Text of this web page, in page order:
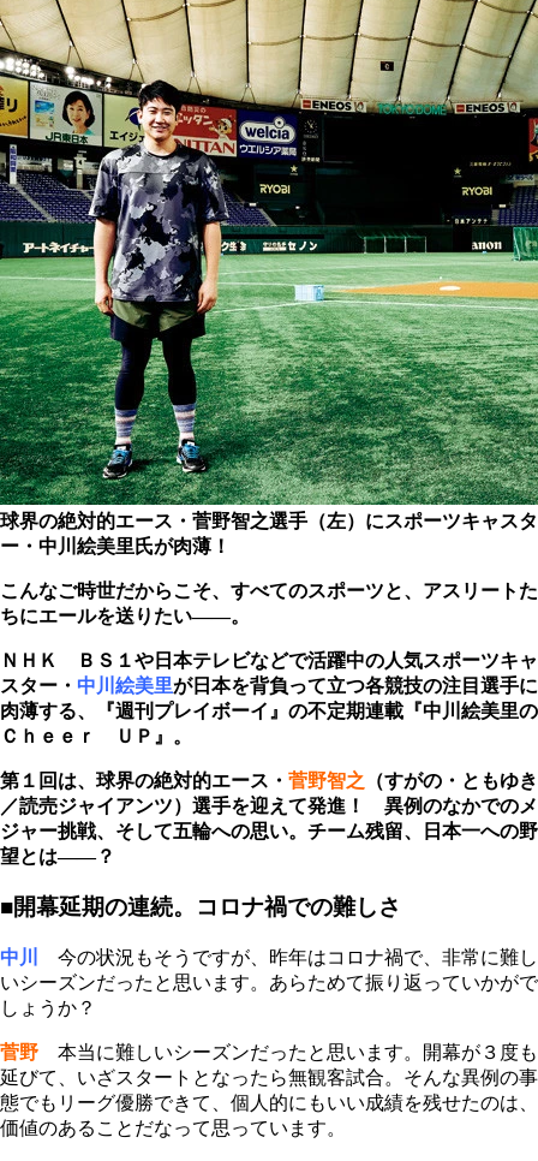
球界の絶対的エース・菅野智之選手（左）にスポーツキャスタ
ー・中川絵美里氏が肉薄！
こんなご時世だからこそ、すべてのスポーツと、アスリートた
ちにエールを送りたい――。
ＮＨＫ ＢＳ１や日本テレビなどで活躍中の人気スポーツキャ
スター・ 中川絵美里が日本を背負って立つ各競技の注目選手に
肉薄する、『週刊プレイボーイ』の不定期連載『中川絵美里の
Ｃｈｅｅｒ ＵＰ』。
第１回は、球界の絶対的エース・ 菅野智之 （すがの・ともゆき
／読売ジャイアンツ）選手を迎えて発進！ 異例のなかでのメ
ジャー挑戦、そして五輪への思い。チーム残留、日本一への野
望とは――？
■開幕延期の連続。コロナ禍での難しさ
中川
今の状況もそうですが、昨年はコロナ禍で、非常に難し
いシーズンだったと思います。あらためて振り返っていかがで
しょうか？
菅野 本当に難しいシーズンだったと思います。開幕が３度も
延びて、いざスタートとなったら無観客試合。そんな異例の事
態でもリーグ優勝できて、個人的にもいい成績を残せたのは、
価値のあることだなって思っています。